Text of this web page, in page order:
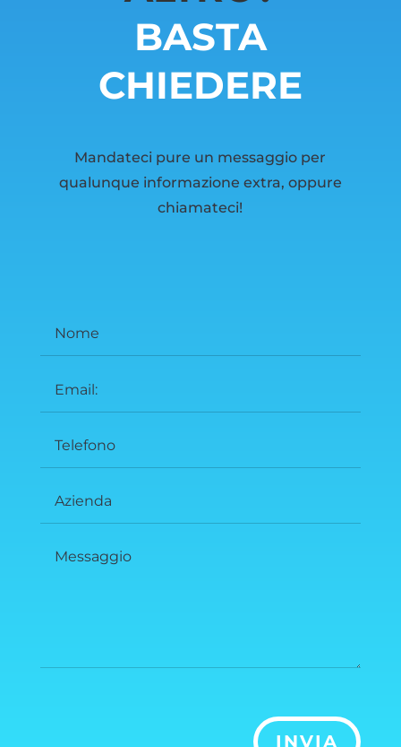
BASTA
CHIEDERE
Mandateci pure un messaggio per
qualunque informazione extra, oppure
chiamateci!
INVIA